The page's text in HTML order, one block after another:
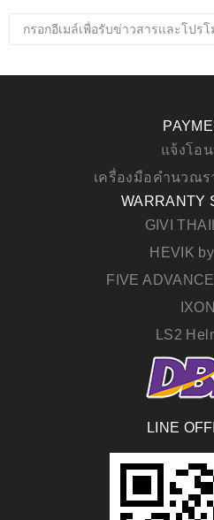
แจ้งโอน
เครื่องมือคำนวณ
WARRANTY
GIVI
HEVIK
FIVE
IXON
LS2
LINE